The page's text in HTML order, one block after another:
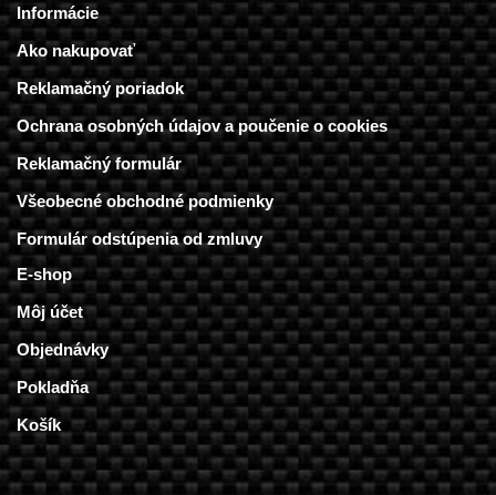
Informácie
Ako nakupovať
Reklamačný poriadok
Ochrana osobných údajov a poučenie o cookies
Reklamačný formulár
Všeobecné obchodné podmienky
Formulár odstúpenia od zmluvy
E-shop
Môj účet
Objednávky
Pokladňa
Košík